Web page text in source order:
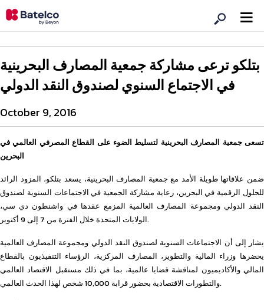
بتلكو ترعى مشاركة جمعية المصارف البحرينية
في الاجتماع السنوي لصندوق النقد الدولي
October 9, 2016
تسعى جمعية المصارف البحرينية لتسليط الضوء على القطاع المصرفي العالمي في
البحرين
ضمن علاقاتها طويلة الأمد مع جمعية المصارف البحرينية، يسعد بتلكو، المزود الرائد
للحلول الرقمية في البحرين، رعاية مشاركة الجمعية في الاجتماعات السنوية لصندوق
النقد الدولي ومجموعة المصارف العالمية المزمع عقدها في واشنطون دي سي،
الولايات المتحدة خلال الفترة من 7 إلى 9 أكتوبر.
يشار إلى أن الاجتماعات السنوية لصندوق النقد الدولي ومجموعة المصارف العالمية
يحضرها وزراء المالية والتطوير، المصارف المركزية، الرؤساء التنفيذيون بالقطاع
المالي والأكاديميون لمناقشة قضايا عالمية، بما في ذلك مستقبل الاقتصاد العالمي
والتطورات الاقتصادية بحضور قرابة 10,000 شخص لهذا الحدث العالمي.